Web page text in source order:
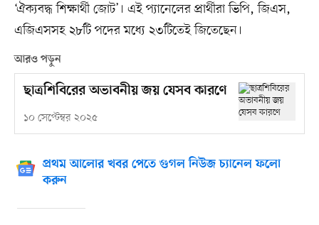
‘ঐক্যবদ্ধ শিক্ষার্থী জোট’। এই প্যানেলের প্রার্থীরা ভিপি, জিএস,
এজিএসসহ ২৮টি পদের মধ্যে ২৩টিতেই জিতেছেন।
আরও পড়ুন
ছাত্রশিবিরের অভাবনীয় জয় যেসব কারণে
১০ সেপ্টেম্বর ২০২৫
প্রথম আলোর খবর পেতে গুগল নিউজ চ্যানেল ফলো
করুন